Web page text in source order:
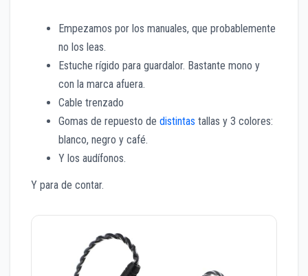
Empezamos por los manuales, que probablemente
no los leas.
Estuche rígido para guardalor. Bastante mono y
con la marca afuera.
Cable trenzado
Gomas de repuesto de distintas tallas y 3 colores:
blanco, negro y café.
Y los audífonos.
Y para de contar.